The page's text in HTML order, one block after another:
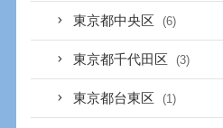
東京都中央区 (6)
東京都千代田区 (3)
東京都台東区 (1)